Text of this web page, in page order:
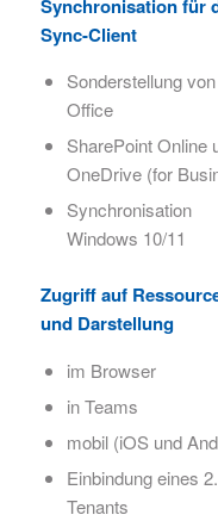
Synchronisation für
Sync-Client
Sonderstellung von
Office
SharePoint Online
OneDrive (for
Synchronisation
Windows 10/11
Zugriff auf
und Darstellung
im Browser
in Teams
mobil (iOS und
Einbindung eines 2.
Tenants